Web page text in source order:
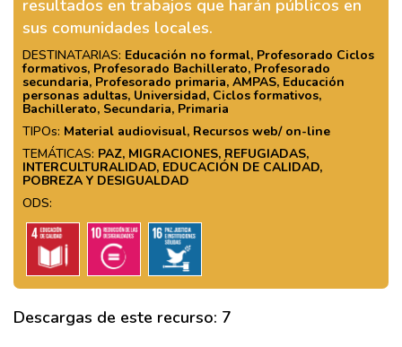
resultados en trabajos que harán públicos en
sus comunidades locales.
DESTINATARIAS: Educación no formal, Profesorado Ciclos
formativos, Profesorado Bachillerato, Profesorado
secundaria, Profesorado primaria, AMPAS, Educación
personas adultas, Universidad, Ciclos formativos,
Bachillerato, Secundaria, Primaria
TIPOs: Material audiovisual, Recursos web/ on-line
TEMÁTICAS: PAZ, MIGRACIONES, REFUGIADAS,
INTERCULTURALIDAD, EDUCACIÓN DE CALIDAD,
POBREZA Y DESIGUALDAD
ODS:
Descargas de este recurso: 7